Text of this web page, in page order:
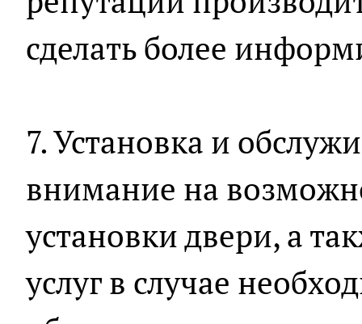
сделать более
7. Установка и
внимание на
установки двери, а
услуг в случае